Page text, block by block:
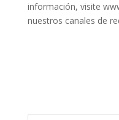
información, visite
nuestros canales de